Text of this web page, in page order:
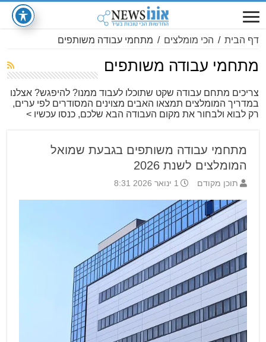
דף הבית / הכי מומלצים / מתחמי עבודה משותפים
מתחמי עבודה משותפים
צריכים מתחם עבודה שקט שתוכלו לעבוד ממנו? להיפגש? אצלנו
במדריך המומלצים תמצאו האבים מצוינים המסודרים לפי ערים,
רק לבוא ולבחור את מקום העבודה הבא שלכם, כנסו עכשיו >
מתחמי עבודה משותפים בגבעת שמואל
המומלצים לשנת 2026
תוכן מקודם 1 ינואר 2026 8:31